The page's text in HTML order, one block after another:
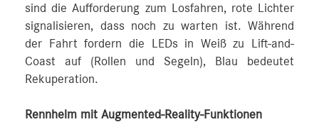
sind die Aufforderung zum Losfahren, rote Lichter
signalisieren, dass noch zu warten ist. Während
der Fahrt fordern die LEDs in Weiß zu Lift-and-
Coast auf (Rollen und Segeln), Blau bedeutet
Rekuperation.
Rennhelm mit Augmented-Reality-Funktionen